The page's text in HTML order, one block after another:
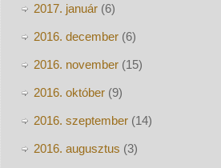
2017. január(6)
2016. december(6)
2016. november(15)
2016. október(9)
2016. szeptember(14)
2016. augusztus (3)